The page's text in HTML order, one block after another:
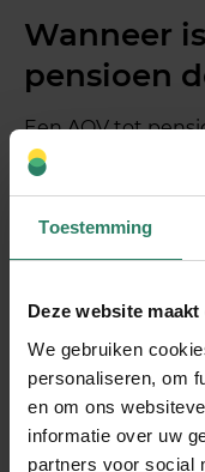
Toestemming
Deze website
We gebruiken
personaliseren, om
en om ons
informatie over uw
partners voor social
Wanneer
pensioen
Een AOV tot
langdurig of
inkomen kunt
pensioenleeftijd.
een werkgever of
risico.
Een dekking tot
de volgende